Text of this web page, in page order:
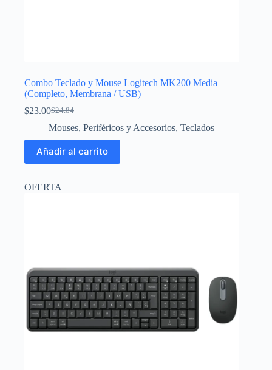
Combo Teclado y Mouse Logitech MK200 Media
(Completo, Membrana / USB)
$24.84
El
precio
era:
$24.84.
$23.00El
precio
es:
$23.00.
Mouses, Periféricos y Accesorios, Teclados
Añadir al carrito
OFERTA